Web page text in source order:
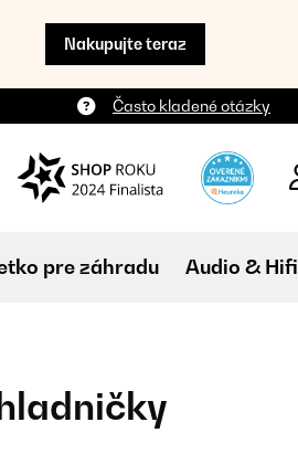
Nakupujte teraz
Často kladené otázky
pre záhradu Audio & Hifi